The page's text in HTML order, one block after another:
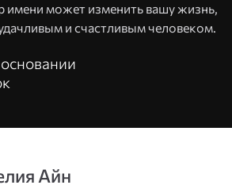
имени может изменить вашу жизнь,
и счастливым человеком.
Айн